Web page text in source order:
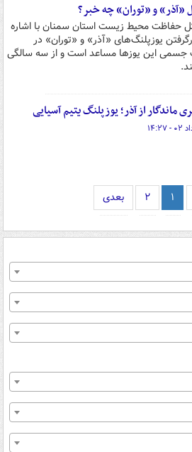
«آذر» و «توران» چه خبر؟
حفاظت محیط زیست استان سمنان با اشاره
یوزپلنگ‌های «آذر» و «توران» در
جسمی این یوزها مساعد است و از سه سالگی
ماندگار از آذر؛ یوزپلنگ یتیم آسیایی
۱ ۲ بعدی